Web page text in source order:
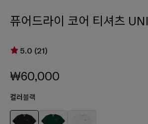
퓨어드라이 코어 티셔츠 UNI
5.0 (21)
₩60,000
컬러블랙